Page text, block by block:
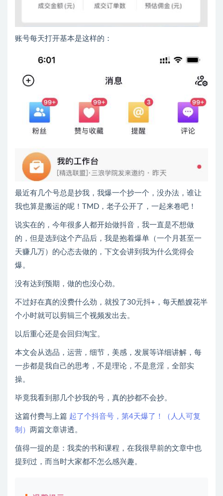
账号每天打开基本是这样的：
最近有几个号总是抄我，我爆一个抄一个，没办法，谁让
我也算是搬运的呢！TMD，老子公开了，一起来卷吧！
说实在的，今年很多人都开始做抖音，我一直是不想做
的，但是选到这个产品后，我是抱着爆单（一个月甚至一
天赚几万）的心态去做的，下文会讲到我为什么觉得会
爆。
没有达到预期，做的也没心劲。
不过好在真的没费什么劲，就投了30元抖+，每天酷嫂花半
个小时就可以剪辑三个视频发出去。
以后重心还是会回归淘宝。
本文会从选品，运营，细节，美感，发展等详细讲解，每
一步都是我自己的思考，不是理论，不是意淫，全部实
操。
毕竟我看到那几个抄我的号，真的抄都不会抄。
这篇付费与上篇 起了个抖音号，第4天爆了！（人人可复
制） 两篇文章讲透。
值得一提的是：我卖的书和课程，在我很早前的文章中也
提到过，而当时大家都不怎么感兴趣。